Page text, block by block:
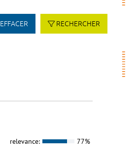
EFFACER RECHERCHER
relevance: 77%